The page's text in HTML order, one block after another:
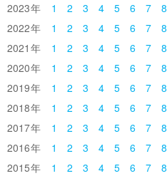
2023
1 2 3 4 5 6 7 8
2022
1 2 3 4 5 6 7 8
2021
1 2 3 4 5 6 7 8
2020
1 2 3 4 5 6 7 8
2019
1 2 3 4 5 6 7 8
2018
1 2 3 4 5 6 7 8
2017
1 2 3 4 5 6 7 8
2016
1 2 3 4 5 6 7 8
2015
1 2 3 4 5 6 7 8